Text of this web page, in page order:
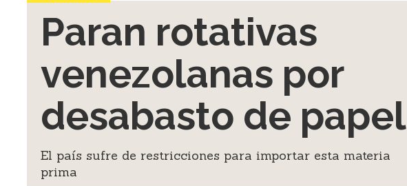
Paran rotativas
venezolanas por
desabasto de papel
El país sufre de restricciones para importar esta materia
prima